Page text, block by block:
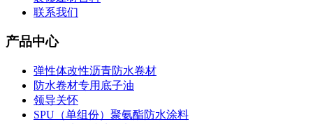
联系我们
产品中心
弹性体改性沥青防水卷材
防水卷材专用底子油
领导关怀
SPU（单组份）聚氨酯防水涂料